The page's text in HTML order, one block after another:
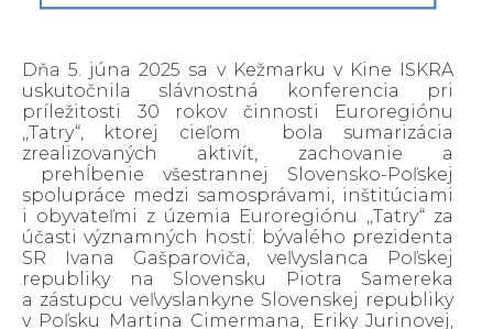
Dňa 5. júna 2025 sa v Kežmarku v Kine ISKRA
uskutočnila slávnostná konferencia pri
príležitosti 30 rokov činnosti Euroregiónu
,,Tatry“, ktorej cieľom bola sumarizácia
zrealizovaných aktivít, zachovanie a
prehĺbenie všestrannej Slovensko-Poľskej
spolupráce medzi samosprávami, inštitúciami
i obyvateľmi z územia Euroregiónu ,,Tatry“ za
účasti významných hostí: bývalého prezidenta
SR Ivana Gašparoviča, veľvyslanca Poľskej
republiky na Slovensku Piotra Samereka
a zástupcu veľvyslankyne Slovenskej republiky
v Poľsku Martina Cimermana, Eriky Jurinovej,